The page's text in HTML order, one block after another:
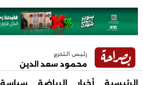
رئيس التحرير
محمود سعد الدين
الرئيسية أخبار الرياضة سياسة